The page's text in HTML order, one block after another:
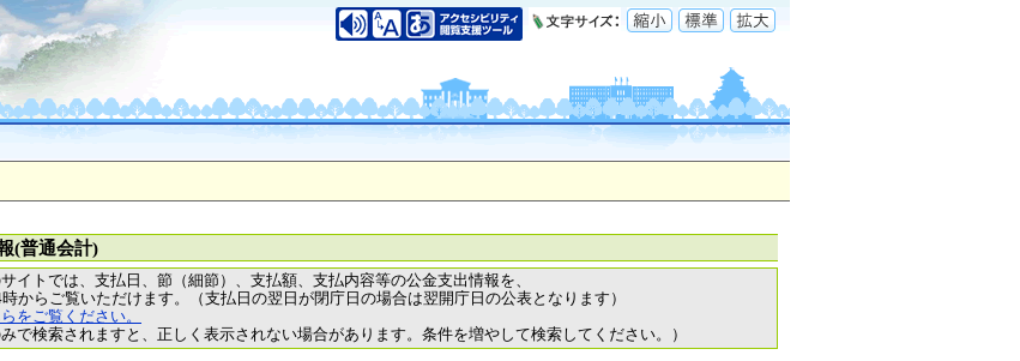
(普通会計)
イトでは、支払日、節（細節）、支払額、支払内容等の公金支出情報を、
からご覧いただけます。（支払日の翌日が閉庁日の場合は翌開庁日の公表となります）
をご覧ください。
で検索されますと、正しく表示されない場合があります。条件を増やして検索してください。）